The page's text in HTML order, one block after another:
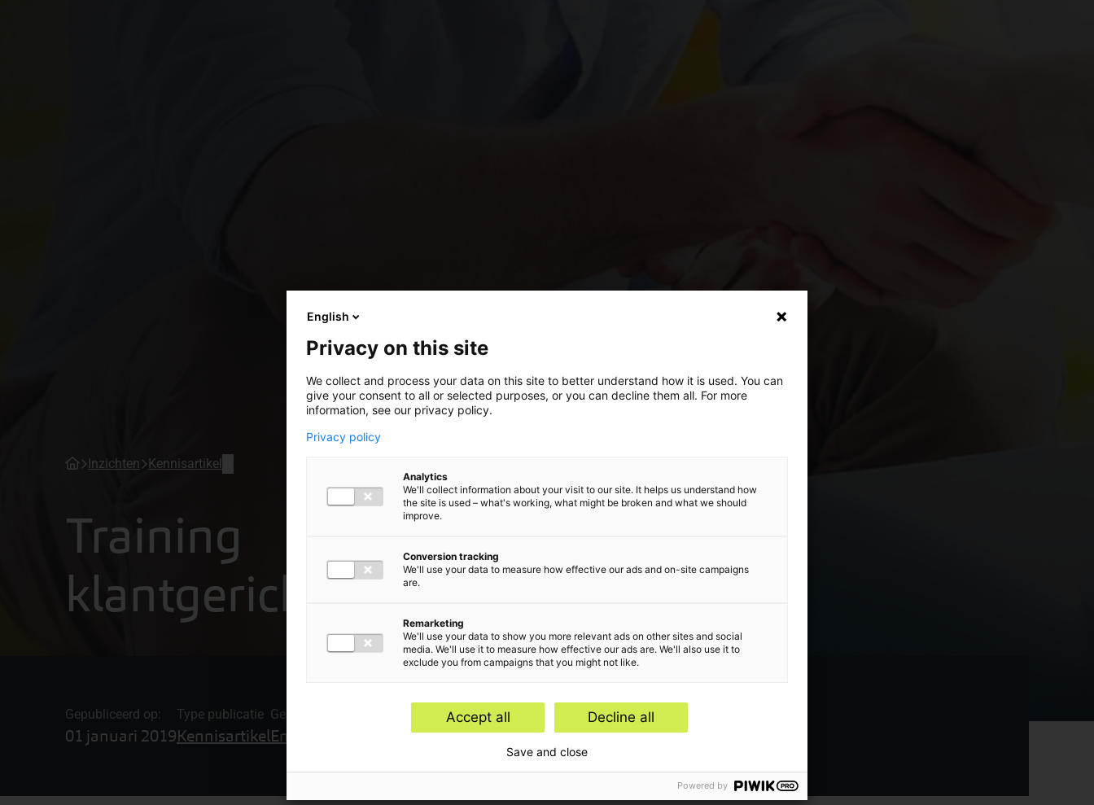
Inzichten Kennisartikel
Training
klantgerichtheid
Gepubliceerd op:
01 januari 2019
Type publicatie
Kennisartikel
Gerelateerde onderwerpen
Employment Advisory
English
Privacy on this site
We collect and process your data on this site to better understand how it is used. You can
give your consent to all or selected purposes, or you can decline them all. For more
information, see our privacy policy.
Privacy policy
Analytics
We'll collect information about your visit to our site. It helps us understand how
the site is used – what's working, what might be broken and what we should
improve.
Conversion tracking
We'll use your data to measure how effective our ads and on-site campaigns
are.
Remarketing
We'll use your data to show you more relevant ads on other sites and social
media. We'll use it to measure how effective our ads are. We'll also use it to
exclude you from campaigns that you might not like.
Accept all Decline all
Save and close
Powered by